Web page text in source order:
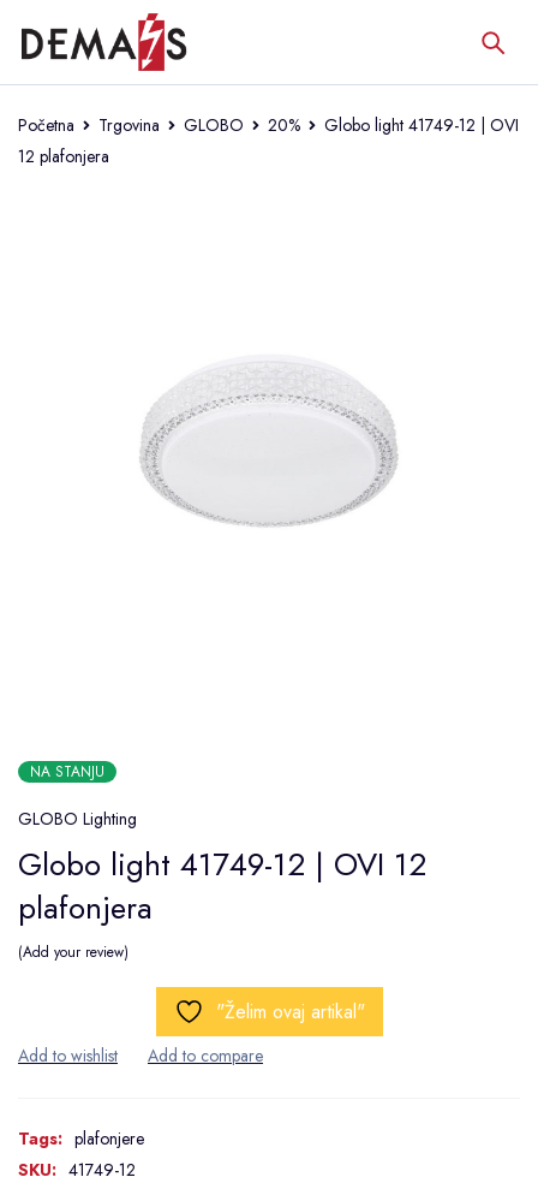
Početna Trgovina GLOBO 20%
Globo light 41749-12 | OVI
12 plafonjera
NA STANJU
GLOBO Lighting
Globo light 41749-12 | OVI 12
plafonjera
Add your review
"Želim ovaj artikal"
Tags: plafonjere
SKU: 41749-12